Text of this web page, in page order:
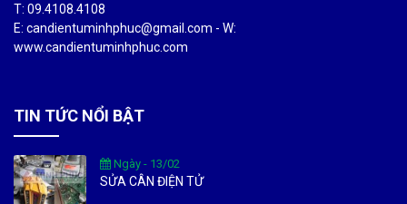
T: 09.4108.4108
E: candientuminhphuc@gmail.com - W:
www.candientuminhphuc.com
TIN TỨC NỔI BẬT
Ngày - 13/02
SỬA CÂN ĐIỆN TỬ